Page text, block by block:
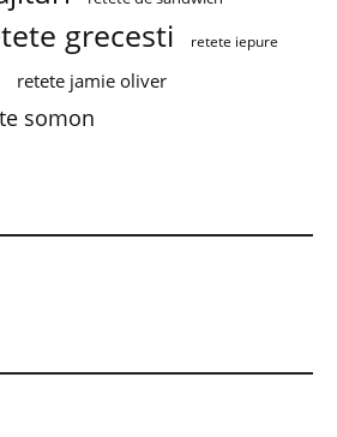
grecesti retete iepure
retete jamie oliver
somon